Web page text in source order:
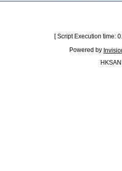
[ Script Execution time:
Powered by